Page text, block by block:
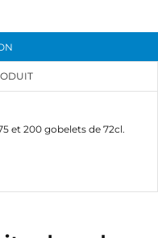
et 200 gobelets de 72cl.
ajouter des produits
Connexion